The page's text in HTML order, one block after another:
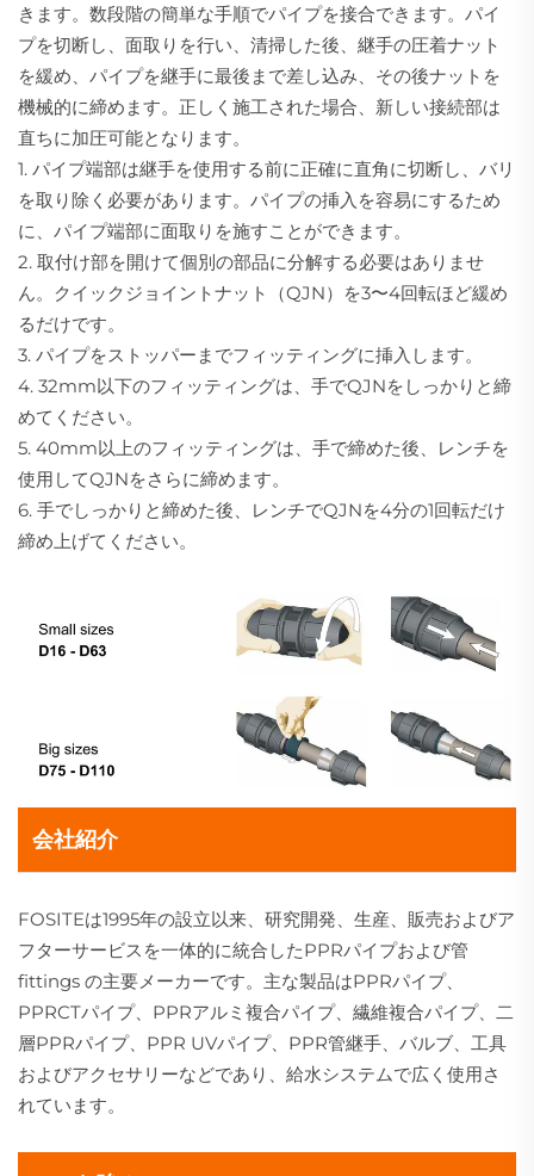
きます。数段階の簡単な手順でパイプを接合できます。パイ
プを切断し、面取りを行い、清掃した後、継手の圧着ナット
を緩め、パイプを継手に最後まで差し込み、その後ナットを
機械的に締めます。正しく施工された場合、新しい接続部は
直ちに加圧可能となります。
1. パイプ端部は継手を使用する前に正確に直角に切断し、バリ
を取り除く必要があります。パイプの挿入を容易にするため
に、パイプ端部に面取りを施すことができます。
2. 取付け部を開けて個別の部品に分解する必要はありませ
ん。クイックジョイントナット（QJN）を3〜4回転ほど緩め
るだけです。
3. パイプをストッパーまでフィッティングに挿入します。
4. 32mm以下のフィッティングは、手でQJNをしっかりと締
めてください。
5. 40mm以上のフィッティングは、手で締めた後、レンチを
使用してQJNをさらに締めます。
6. 手でしっかりと締めた後、レンチでQJNを4分の1回転だけ
締め上げてください。
会社紹介
FOSITEは1995年の設立以来、研究開発、生産、販売およびア
フターサービスを一体的に統合したPPRパイプおよび管
fittings の主要メーカーです。主な製品はPPRパイプ、
PPRCTパイプ、PPRアルミ複合パイプ、繊維複合パイプ、二
層PPRパイプ、PPR UVパイプ、PPR管継手、バルブ、工具
およびアクセサリーなどであり、給水システムで広く使用さ
れています。